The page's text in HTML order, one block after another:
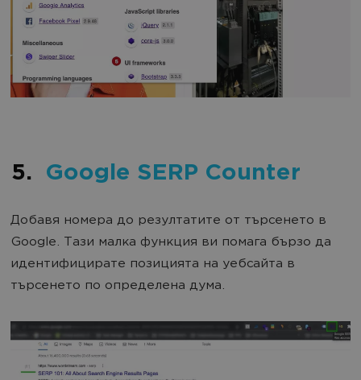
5. Google SERP Counter
Добавя номера до резултатите от търсенето в
Google. Тази малка функция ви помага бързо да
идентифицирате позицията на уебсайта в
търсенето по определена дума.